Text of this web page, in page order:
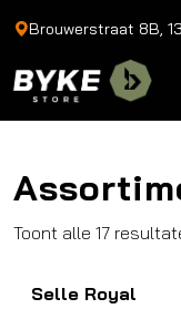
Brouwerstraat 8B,
Toont alle 17
Selle Royal